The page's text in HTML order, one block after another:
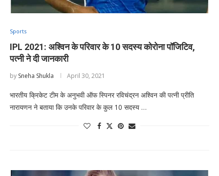
Sports
IPL 2021: अश्विन के परिवार के 10 सदस्य कोरोना पॉजिटिव,
पत्नी ने दी जानकारी
by Sneha Shukla April 30, 2021
भारतीय क्रिकेट टीम के अनुभवी ऑफ स्पिनर रविचंद्रन अश्विन की पत्नी प्रीति
नारायणन ने बताया कि उनके परिवार के कुल 10 सदस्य …